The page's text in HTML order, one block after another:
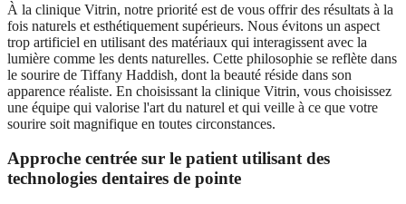
À la clinique Vitrin, notre priorité est de vous offrir des résultats à la
fois naturels et esthétiquement supérieurs. Nous évitons un aspect
trop artificiel en utilisant des matériaux qui interagissent avec la
lumière comme les dents naturelles. Cette philosophie se reflète dans
le sourire de Tiffany Haddish, dont la beauté réside dans son
apparence réaliste. En choisissant la clinique Vitrin, vous choisissez
une équipe qui valorise l'art du naturel et qui veille à ce que votre
sourire soit magnifique en toutes circonstances.
Approche centrée sur le patient utilisant des
technologies dentaires de pointe